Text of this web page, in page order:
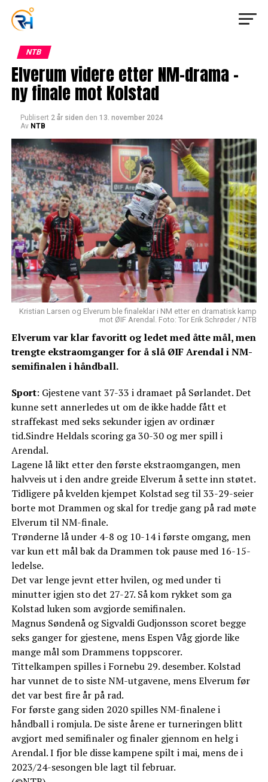
NTB
Elverum videre etter NM-drama –
ny finale mot Kolstad
Publisert 2 år siden den 13. november 2024
Av NTB
Kristian Larsen og Elverum ble finaleklar i NM etter en dramatisk kamp
mot ØIF Arendal. Foto: Tor Erik Schrøder / NTB
Elverum var klar favoritt og ledet med åtte mål, men
trengte ekstraomganger for å slå ØIF Arendal i NM-
semifinalen i håndball.
Sport: Gjestene vant 37-33 i dramaet på Sørlandet. Det
kunne sett annerledes ut om de ikke hadde fått et
straffekast med seks sekunder igjen av ordinær
tid.Sindre Heldals scoring ga 30-30 og mer spill i
Arendal.
Lagene lå likt etter den første ekstraomgangen, men
halvveis ut i den andre greide Elverum å sette inn støtet.
Tidligere på kvelden kjempet Kolstad seg til 33-29-seier
borte mot Drammen og skal for tredje gang på rad møte
Elverum til NM-finale.
Trønderne lå under 4-8 og 10-14 i første omgang, men
var kun ett mål bak da Drammen tok pause med 16-15-
ledelse.
Det var lenge jevnt etter hvilen, og med under ti
minutter igjen sto det 27-27. Så kom rykket som ga
Kolstad luken som avgjorde semifinalen.
Magnus Søndenå og Sigvaldi Gudjonsson scoret begge
seks ganger for gjestene, mens Espen Våg gjorde like
mange mål som Drammens toppscorer.
Tittelkampen spilles i Fornebu 29. desember. Kolstad
har vunnet de to siste NM-utgavene, mens Elverum før
det var best fire år på rad.
For første gang siden 2020 spilles NM-finalene i
håndball i romjula. De siste årene er turneringen blitt
avgjort med semifinaler og finaler gjennom en helg i
Arendal. I fjor ble disse kampene spilt i mai, mens de i
2023/24-sesongen ble lagt til februar.